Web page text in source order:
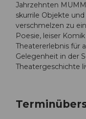
Jahrzehnten
skurrile Objekte
verschmelzen zu
Poesie, leiser
Theatererlebnis für
Gelegenheit in der
Theatergeschichte